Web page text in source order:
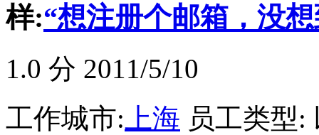
样:“想注册个邮箱，没
1.0 分 2011/5/10
工作城市: 上海 员工类型: